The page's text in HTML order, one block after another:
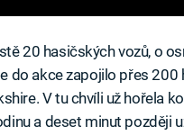
20 hasičských vozů, o
do akce zapojilo přes 200
V tu chvíli už hořela
a deset minut později